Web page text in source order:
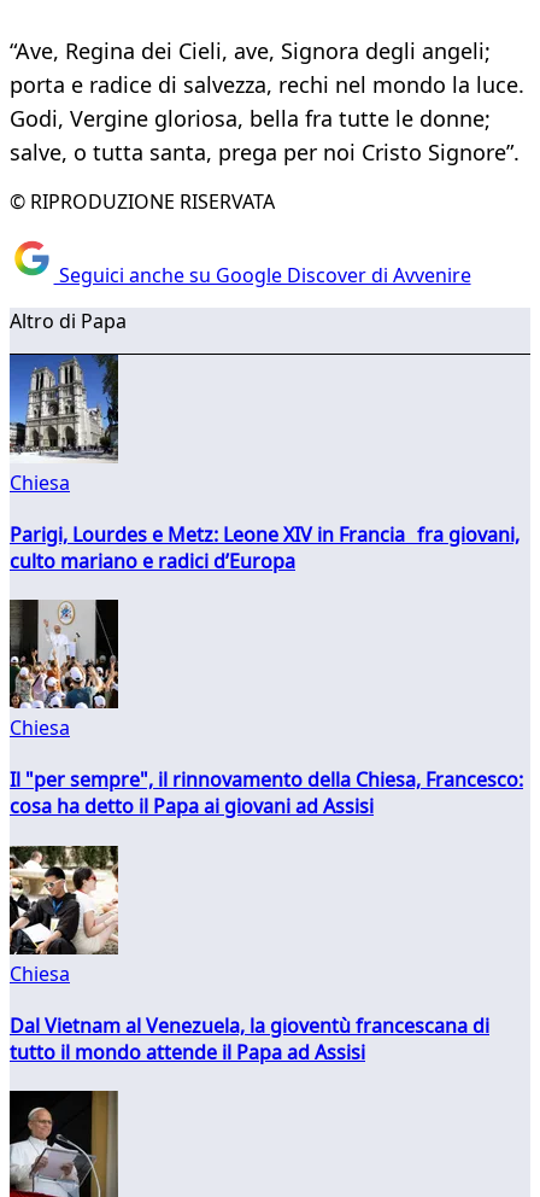
“Ave, Regina dei Cieli, ave, Signora degli angeli;
porta e radice di salvezza, rechi nel mondo la luce.
Godi, Vergine gloriosa, bella fra tutte le donne;
salve, o tutta santa, prega per noi Cristo Signore”.
© RIPRODUZIONE RISERVATA
Seguici anche su Google Discover di Avvenire
Altro di Papa
Chiesa
Parigi, Lourdes e Metz: Leone XIV in Francia fra giovani,
culto mariano e radici d’Europa
Chiesa
Il "per sempre", il rinnovamento della Chiesa, Francesco:
cosa ha detto il Papa ai giovani ad Assisi
Chiesa
Dal Vietnam al Venezuela, la gioventù francescana di
tutto il mondo attende il Papa ad Assisi